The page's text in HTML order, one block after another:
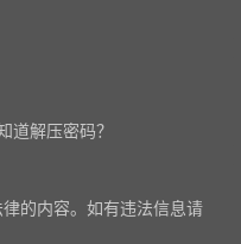
道解压密码？
的内容。如有违法信息请